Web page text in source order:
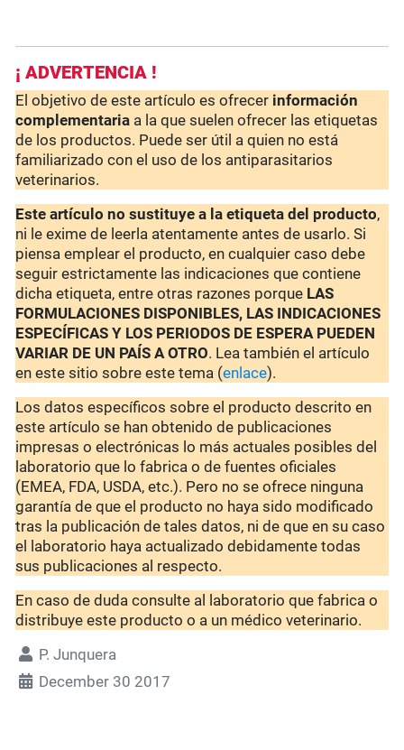
¡ ADVERTENCIA !
El objetivo de este artículo es ofrecer información
complementaria a la que suelen ofrecer las etiquetas
de los productos. Puede ser útil a quien no está
familiarizado con el uso de los antiparasitarios
veterinarios.
Este artículo no sustituye a la etiqueta del producto,
ni le exime de leerla atentamente antes de usarlo. Si
piensa emplear el producto, en cualquier caso debe
seguir estrictamente las indicaciones que contiene
dicha etiqueta, entre otras razones porque LAS
FORMULACIONES DISPONIBLES, LAS INDICACIONES
ESPECÍFICAS Y LOS PERIODOS DE ESPERA PUEDEN
VARIAR DE UN PAÍS A OTRO. Lea también el artículo
en este sitio sobre este tema (enlace).
Los datos específicos sobre el producto descrito en
este artículo se han obtenido de publicaciones
impresas o electrónicas lo más actuales posibles del
laboratorio que lo fabrica o de fuentes oficiales
(EMEA, FDA, USDA, etc.). Pero no se ofrece ninguna
garantía de que el producto no haya sido modificado
tras la publicación de tales datos, ni de que en su caso
el laboratorio haya actualizado debidamente todas
sus publicaciones al respecto.
En caso de duda consulte al laboratorio que fabrica o
distribuye este producto o a un médico veterinario.
P. Junquera
December 30 2017